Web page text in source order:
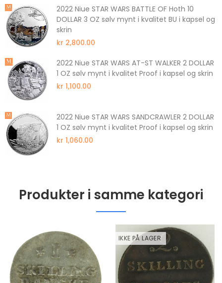
2022 Niue STAR WARS BATTLE OF Hoth 10
DOLLAR 3 OZ sølv mynt i kvalitet BU i kapsel og
skrin
kr 2,800.00
2022 Niue STAR WARS AT-ST WALKER 2 DOLLAR
1 OZ sølv mynt i kvalitet Proof i kapsel og skrin
kr 1,100.00
2022 Niue STAR WARS SANDCRAWLER 2 DOLLAR
1 OZ sølv mynt i kvalitet Proof i kapsel og skrin
kr 1,060.00
Produkter i samme kategori
IKKE PÅ LAGER